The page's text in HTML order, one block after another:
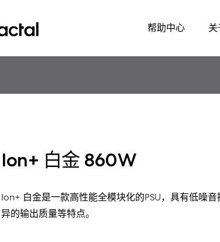
帮助中心 关
Ion+ 白金 860W
Ion+ 白金是一款高性能全模块化的PSU，具有低噪
异的输出质量等特点。